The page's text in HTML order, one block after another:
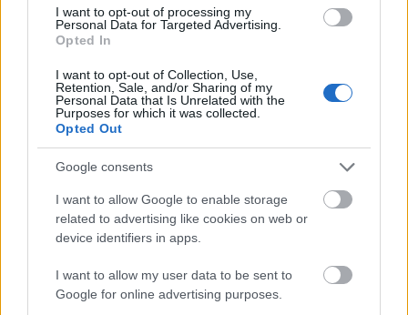
I want to opt-out of processing my
Personal Data for Targeted Advertising.
Opted In
I want to opt-out of Collection, Use,
Retention, Sale, and/or Sharing of my
Personal Data that Is Unrelated with the
Purposes for which it was collected.
Opted Out
Google consents
I want to allow Google to enable storage
related to advertising like cookies on web or
device identifiers in apps.
I want to allow my user data to be sent to
Google for online advertising purposes.
Ο δρόμος έχειμήκος περίπου 100 μέτρα
αποτελεί μια μίξη από Kabukicho στο Τόκιο, με
έντονα φώτα, πολλά sex shop και clubs, Χονγκ
Κονγκ και Namba στην Οσάκα, περισσότερο για
Εντυπωσιακό είναι ότι ακόμα και οι πινακίδες του
δρόμου και τα φανάρια δημιουργήθηκαν ως
αντίγραφα αυτών που χρησιμοποιούνται στην